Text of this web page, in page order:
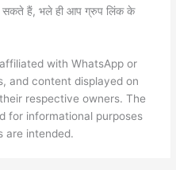
सकते हैं, भले ही आप ग्रुप लिंक के
with WhatsApp or
and content displayed on
respective owners. The
for informational purposes
are intended.